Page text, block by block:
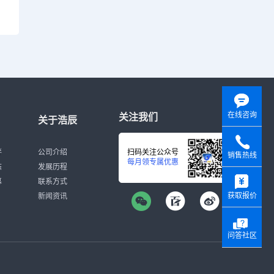
关于浩辰
公司介绍
发展历程
联系方式
新闻资讯
关注我们
扫码关注公众号
每月领专属优惠
在线咨询
销售热线
获取报价
问答社区